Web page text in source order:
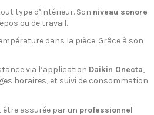
type d’intérieur. Son niveau sonore
ou de travail.
dans la pièce. Grâce à son
via l’application Daikin Onecta,
horaires, et suivi de consommation
assurée par un professionnel